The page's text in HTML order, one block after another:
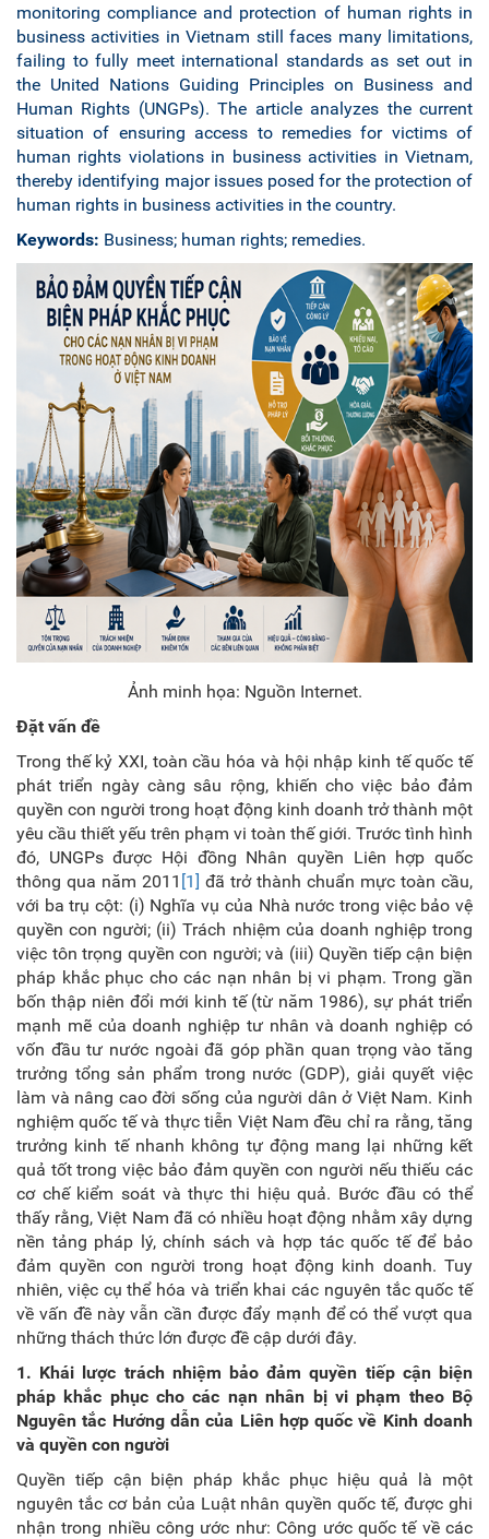
monitoring compliance and protection of human rights in
business activities in Vietnam still faces many limitations,
failing to fully meet international standards as set out in
the United Nations Guiding Principles on Business and
Human Rights (UNGPs). The article analyzes the current
situation of ensuring access to remedies for victims of
human rights violations in business activities in Vietnam,
thereby identifying major issues posed for the protection of
human rights in business activities in the country.
Keywords: Business; human rights; remedies.
Ảnh minh họa: Nguồn Internet.
Đặt vấn đề
Trong thế kỷ XXI, toàn cầu hóa và hội nhập kinh tế quốc tế
phát triển ngày càng sâu rộng, khiến cho việc bảo đảm
quyền con người trong hoạt động kinh doanh trở thành một
yêu cầu thiết yếu trên phạm vi toàn thế giới. Trước tình hình
đó, UNGPs được Hội đồng Nhân quyền Liên hợp quốc
thông qua năm 2011 [1] đã trở thành chuẩn mực toàn cầu,
với ba trụ cột: (i) Nghĩa vụ của Nhà nước trong việc bảo vệ
quyền con người; (ii) Trách nhiệm của doanh nghiệp trong
việc tôn trọng quyền con người; và (iii) Quyền tiếp cận biện
pháp khắc phục cho các nạn nhân bị vi phạm. Trong gần
bốn thập niên đổi mới kinh tế (từ năm 1986), sự phát triển
mạnh mẽ của doanh nghiệp tư nhân và doanh nghiệp có
vốn đầu tư nước ngoài đã góp phần quan trọng vào tăng
trưởng tổng sản phẩm trong nước (GDP), giải quyết việc
làm và nâng cao đời sống của người dân ở Việt Nam. Kinh
nghiệm quốc tế và thực tiễn Việt Nam đều chỉ ra rằng, tăng
trưởng kinh tế nhanh không tự động mang lại những kết
quả tốt trong việc bảo đảm quyền con người nếu thiếu các
cơ chế kiểm soát và thực thi hiệu quả. Bước đầu có thể
thấy rằng, Việt Nam đã có nhiều hoạt động nhằm xây dựng
nền tảng pháp lý, chính sách và hợp tác quốc tế để bảo
đảm quyền con người trong hoạt động kinh doanh. Tuy
nhiên, việc cụ thể hóa và triển khai các nguyên tắc quốc tế
về vấn đề này vẫn cần được đẩy mạnh để có thể vượt qua
những thách thức lớn được đề cập dưới đây.
1. Khái lược trách nhiệm bảo đảm quyền tiếp cận biện
pháp khắc phục cho các nạn nhân bị vi phạm theo Bộ
Nguyên tắc Hướng dẫn của Liên hợp quốc về Kinh doanh
và quyền con người
Quyền tiếp cận biện pháp khắc phục hiệu quả là một
nguyên tắc cơ bản của Luật nhân quyền quốc tế, được ghi
nhận trong nhiều công ước như: Công ước quốc tế về các